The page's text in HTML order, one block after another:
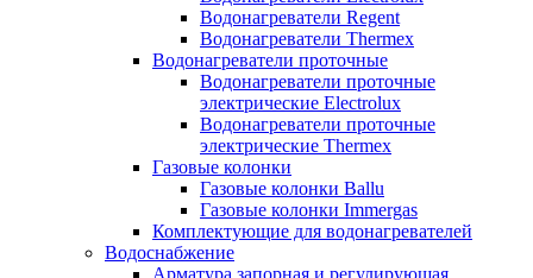
Водонагреватели Regent
Водонагреватели Thermex
Водонагреватели проточные
Водонагреватели проточные
электрические Electrolux
Водонагреватели проточные
электрические Thermex
Газовые колонки
Газовые колонки Ballu
Газовые колонки Immergas
Комплектующие для водонагревателей
Водоснабжение